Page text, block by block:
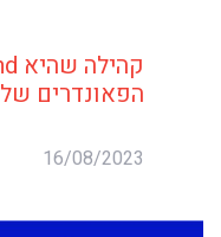
הפאונדרים של One Zero
16/08/2023